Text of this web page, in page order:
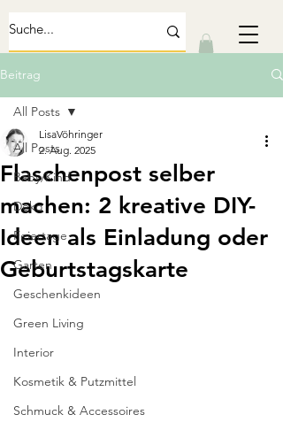
Beitrag
All Posts
Baby/Kind
Deko
Feiertage
Garten
Geschenkideen
Green Living
Interior
Kosmetik & Putzmittel
Schmuck & Accessoires
All Posts
Flaschenpost selber
machen: 2 kreative DIY-
Ideen als Einladung oder
Geburtstagskarte
LisaVöhringer
2. Aug. 2025